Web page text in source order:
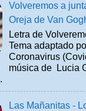
Volveremos a
Oreja de Van
Letra de
Tema adaptado
Coronavirus
música de Lucia
Las Mañanitas -